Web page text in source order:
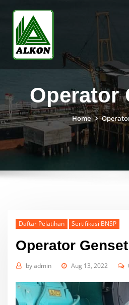
content
Operator
Home
Daftar Pelatihan Sertifikasi BNSP
Operator Genset
byadmin Aug 13, 2022